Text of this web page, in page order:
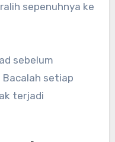
sepenuhnya ke
sebelum
setiap
terjadi